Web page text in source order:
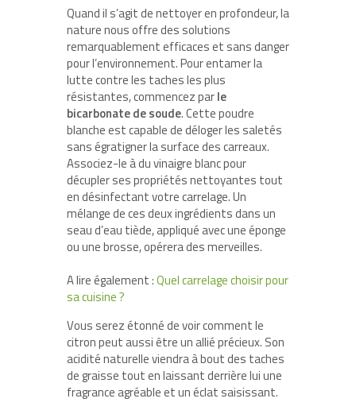
Quand il s’agit de nettoyer en profondeur, la
nature nous offre des solutions
remarquablement efficaces et sans danger
pour l’environnement. Pour entamer la
lutte contre les taches les plus
résistantes, commencez parle
bicarbonate de soude. Cette poudre
blanche est capable de déloger les saletés
sans égratigner la surface des carreaux.
Associez-le à du vinaigre blanc pour
décupler ses propriétés nettoyantes tout
en désinfectant votre carrelage. Un
mélange de ces deux ingrédients dans un
seau d’eau tiède, appliqué avec une éponge
ou une brosse, opérera des merveilles.
A lire également :Quel carrelage choisir pour
sa cuisine ?
Vous serez étonné de voir comment le
citron peut aussi être un allié précieux. Son
acidité naturelle viendra à bout des taches
de graisse tout en laissant derrière lui une
fragrance agréable et un éclat saisissant.